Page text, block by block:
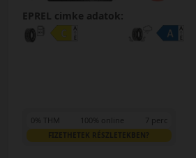
EPREL cimke adatok:
0% THM 100% online 7 perc
FIZETHETEK RÉSZLETEKBEN?